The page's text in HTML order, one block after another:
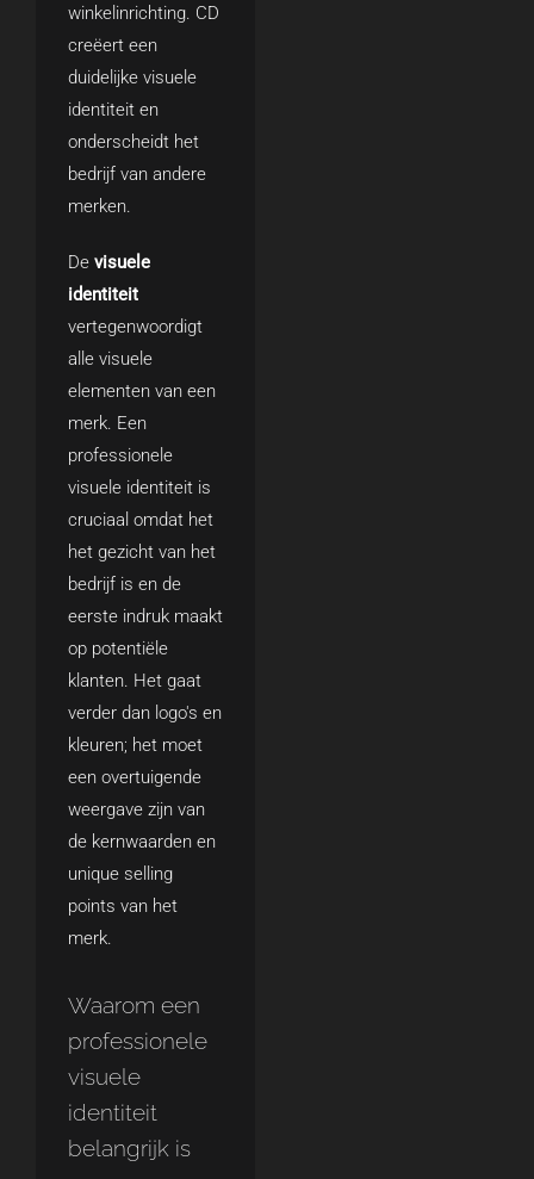
winkelinrichting. CD
creëert een
duidelijke visuele
identiteit en
onderscheidt het
bedrijf van andere
merken.
De visuele
identiteit
vertegenwoordigt
alle visuele
elementen van een
merk. Een
professionele
visuele identiteit is
cruciaal omdat het
het gezicht van het
bedrijf is en de
eerste indruk maakt
op potentiële
klanten. Het gaat
verder dan logo's en
kleuren; het moet
een overtuigende
weergave zijn van
de kernwaarden en
unique selling
points van het
merk.
Waarom een
professionele
visuele
identiteit
belangrijk is